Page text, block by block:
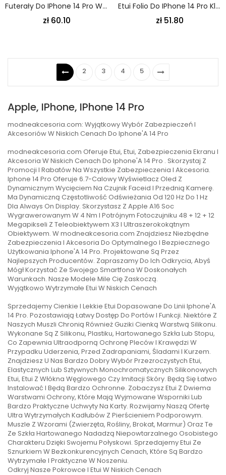
Futerały Do IPhone 14 Pro Wielofunkcyjny
zł 60.10
Etui Folio Do IPhone 14 Pro Klasyczny
zł 51.80
2 3 4 5
Apple, IPhone, IPhone 14 Pro
modneakcesoria.com: Wyjątkowy Wybór Zabezpieczeń I
Akcesoriów W Niskich Cenach Do Iphone'A 14 Pro
modneakcesoria.com Oferuje Etui, Etui, Zabezpieczenia Ekranu I
Akcesoria W Niskich Cenach Do Iphone'A 14 Pro . Skorzystaj Z
Promocji I Rabatów Na Wszystkie Zabezpieczenia I Akcesoria.
Iphone 14 Pro Oferuje 6.7-Calowy Wyświetlacz Oled Z
Dynamicznym Wycięciem Na Czujnik Faceid I Przednią Kamerę.
Ma Dynamiczną Częstotliwość Odświeżania Od 120 Hz Do 1 Hz
Dla Always On Display. Skorzystasz Z Apple A16 Soc
Wygrawerowanym W 4 Nm I Potrójnym Fotoczujniku 48 + 12 + 12
Megapikseli Z Teleobiektywem X3 I Ultraszerokokątnym
Obiektywem. W modneakcesoria.com Znajdziesz Niezbędne
Zabezpieczenia I Akcesoria Do Optymalnego I Bezpiecznego
Użytkowania Iphone'A 14 Pro. Projektowane Są Przez
Najlepszych Producentów. Zapraszamy Do Ich Odkrycia, Abyś
Mógł Korzystać Ze Swojego Smartfona W Doskonałych
Warunkach. Nasze Modele Mile Cię Zaskoczą.
Wyjątkowo Wytrzymałe Etui W Niskich Cenach
Sprzedajemy Cienkie I Lekkie Etui Dopasowane Do Linii Iphone'A
14 Pro. Pozostawiają Łatwy Dostęp Do Portów I Funkcji. Niektóre Z
Naszych Muszli Chronią Również Guziki Cienką Warstwą Silikonu.
Wykonane Są Z Silikonu, Plastiku, Hartowanego Szkła Lub Stopu,
Co Zapewnia Ultraodporną Ochronę Pleców I Krawędzi W
Przypadku Uderzenia, Przed Zadrapaniami, Śladami I Kurzem.
Znajdziesz U Nas Bardzo Dobry Wybór Przezroczystych Etui,
Elastycznych Lub Sztywnych Monochromatycznych Silikonowych
Etui, Etui Z Włókna Węglowego Czy Imitacji Skóry. Będą Się Łatwo
Instalować I Będą Bardzo Ochronne. Zobaczysz Etui Z Dwiema
Warstwami Ochrony, Które Mają Wyjmowane Wsporniki Lub
Bardzo Praktyczne Uchwyty Na Karty. Rozwijamy Naszą Ofertę
Ultra Wytrzymałych Kadłubów Z Pierścieniem Podporowym.
Muszle Z Wzorami (Zwierzęta, Rośliny, Brokat, Marmur) Oraz Te
Ze Szkła Hartowanego Nadadzą Niepowtarzalnego Osobistego
Charakteru Dzięki Swojemu Połyskowi. Sprzedajemy Etui Ze
Sznurkiem W Bezkonkurencyjnych Cenach, Które Są Bardzo
Wytrzymałe I Praktyczne W Noszeniu.
Odkryj Nasze Pokrowce I Etui W Niskich Cenach